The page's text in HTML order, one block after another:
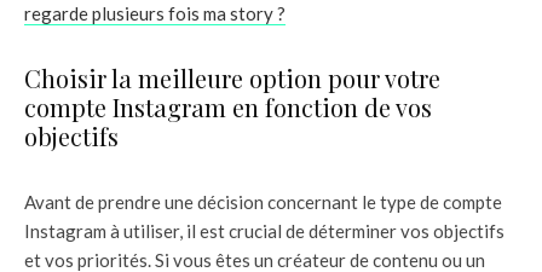
regarde plusieurs fois ma story ?
Choisir la meilleure option pour votre
compte Instagram en fonction de vos
objectifs
Avant de prendre une décision concernant le type de compte
Instagram à utiliser, il est crucial de déterminer vos objectifs
et vos priorités. Si vous êtes un créateur de contenu ou un